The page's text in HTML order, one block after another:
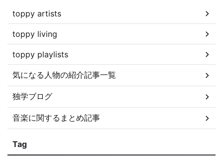
toppy artists
toppy living
toppy playlists
気になる人物の紹介記事一覧
独学ブログ
音楽に関するまとめ記事
Tag